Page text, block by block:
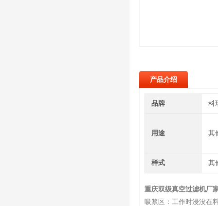
产品介绍
品牌 科
用途 其
样式 其
重庆双级真空过滤机厂
吸浆区：工作时浸没在